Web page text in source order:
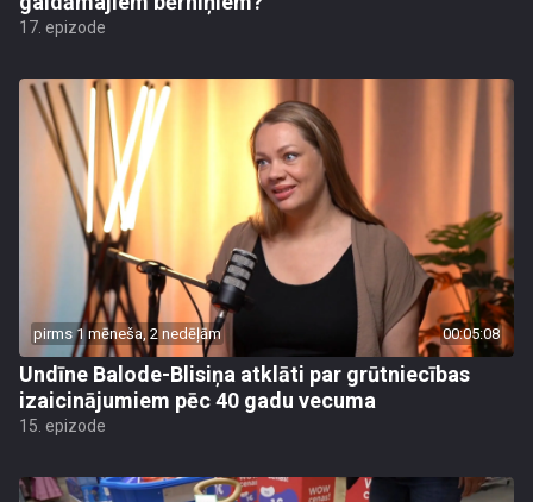
17. epizode
pirms 1 mēneša, 2 nedēļām 00:05:08
Undīne Balode-Blisiņa atklāti par grūtniecības
izaicinājumiem pēc 40 gadu vecuma
15. epizode